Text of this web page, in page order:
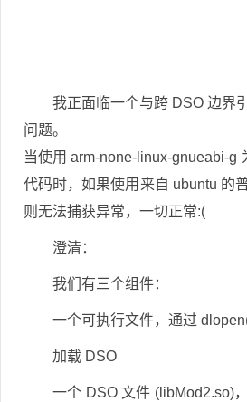
我正面临一个与跨 DSO 边界
问题。
当使用 arm-none-linux-gnueabi-g
代码时，如果使用来自 ubuntu 的
则无法捕获异常，一切正常:(
澄清：
我们有三个组件：
一个可执行文件，通过
加载 DSO
一个 DSO 文件 (libMod2.so)